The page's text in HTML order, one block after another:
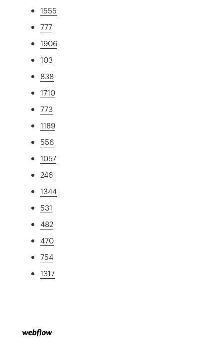
1555
777
1906
103
838
1710
773
1189
556
1057
246
1344
531
482
470
754
1317